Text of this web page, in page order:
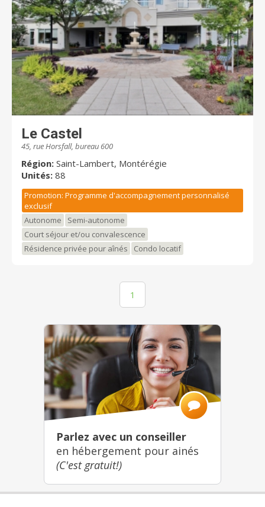
Le Castel
45, rue Horsfall, bureau 600
Région: Saint-Lambert, Montérégie
Unités: 88
Promotion: Programme d'accompagnement personnalisé
exclusif
Autonome
Semi-autonome
Court séjour et/ou convalescence
Résidence privée pour aînés
Condo locatif
1
Parlez avec un conseiller
en hébergement pour ainés
(C'est gratuit!)